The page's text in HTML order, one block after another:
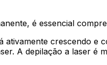
é essencial
ativamente crescendo e
A depilação a laser é